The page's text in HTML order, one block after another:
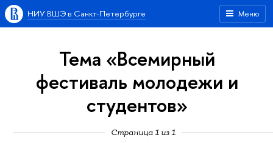
Меню
НИУ ВШЭ в Санкт-Петербурге
Тема «Всемирный
фестиваль молодежи и
студентов»
Страница 1 из 1